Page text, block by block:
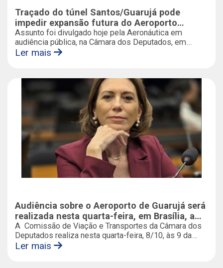
Traçado do túnel Santos/Guarujá pode
impedir expansão futura do Aeroporto
Metropolitano
Assunto foi divulgado hoje pela Aeronáutica em
audiência pública, na Câmara dos Deputados, em
Brasília. A deputada federal Rosana Valle anunciou a
Ler mais
Audiência sobre o Aeroporto de Guarujá será
realizada nesta quarta-feira, em Brasília, a
pedido da deputada federal Rosana Valle
(PL)
A Comissão de Viação e Transportes da Câmara dos
Deputados realiza nesta quarta-feira, 8/10, às 9 da
manhã, uma audiência pública em Brasília para discutir
Ler mais